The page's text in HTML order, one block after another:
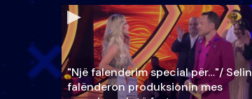
"Një falenderim special për…"/ Selin
falënderon produksionin mes